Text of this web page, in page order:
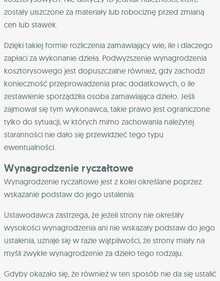
zostały uiszczone za materiały lub robociznę przed zmianą
cen lub stawek.
Dzięki takiej formie rozliczenia zamawiający wie, ile i dlaczego
zapłaci za wykonanie dzieła. Podwyższenie wynagrodzenia
kosztorysowego jest dopuszczalne również, gdy zachodzi
konieczność przeprowadzenia prac dodatkowych, o ile
zestawienie sporządziła osoba zamawiająca dzieło. Jeśli
zajmował się tym wykonawca, takie prawo jest ograniczone
tylko do sytuacji, w których mimo zachowania należytej
staranności nie dało się przewidzieć tego typu
ewentualności.
Wynagrodzenie ryczałtowe
Wynagrodzenie ryczałtowe jest z kolei określane poprzez
wskazanie podstaw do jego ustalenia.
Ustawodawca zastrzega, że jeżeli strony nie określiły
wysokości wynagrodzenia ani nie wskazały podstaw do jego
ustalenia, uznaje się w razie wątpliwości, że strony miały na
myśli zwykłe wynagrodzenie za dzieło tego rodzaju.
Gdyby okazało się, że również w ten sposób nie da się ustalić